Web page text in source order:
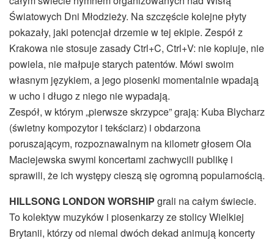
Światowych Dni Młodzieży. Na szczęście kolejne płyty
pokazały, jaki potencjał drzemie w tej ekipie. Zespół z
Krakowa nie stosuje zasady Ctrl+C, Ctrl+V: nie kopiuje, nie
powiela, nie małpuje starych patentów. Mówi swoim
własnym językiem, a jego piosenki momentalnie wpadają
w ucho i długo z niego nie wypadają.
Zespół, w którym „pierwsze skrzypce” grają: Kuba Blycharz
(świetny kompozytor i tekściarz) i obdarzona
poruszającym, rozpoznawalnym na kilometr głosem Ola
Maciejewska swymi koncertami zachwycili publikę i
sprawili, że ich występy cieszą się ogromną popularnością.
HILLSONG LONDON WORSHIP grali na całym świecie.
To kolektyw muzyków i piosenkarzy ze stolicy Wielkiej
Brytanii, którzy od niemal dwóch dekad animują koncerty